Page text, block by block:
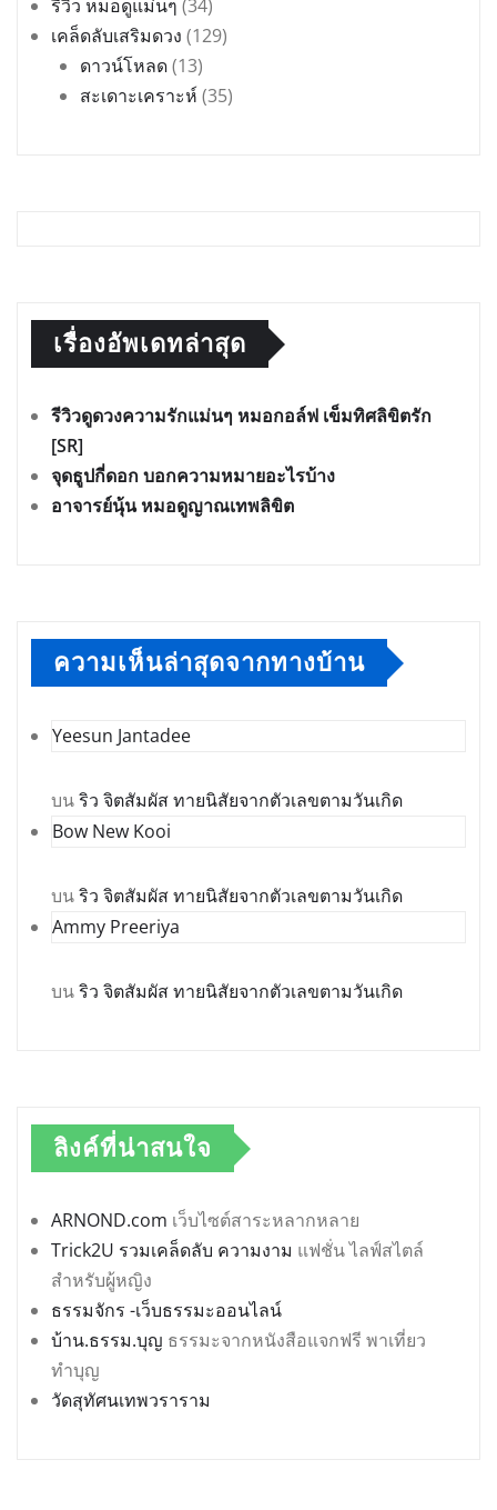
รีวิว หมอดูแม่นๆ (34)
เคล็ดลับเสริมดวง (129)
ดาวน์โหลด(13)
สะเดาะเคราะห์ (35)
เรื่องอัพเดทล่าสุด
รีวิวดูดวงความรักแม่นๆ หมอกอล์ฟ เข็มทิศลิขิตรัก
[SR]
จุดธูปกี่ดอก บอกความหมายอะไรบ้าง
อาจารย์นุ้น หมอดูญาณเทพลิขิต
ความเห็นล่าสุดจากทางบ้าน
Yeesun Jantadee
บนริว จิตสัมผัส ทายนิสัยจากตัวเลขตามวันเกิด
Bow New Kooi
บนริว จิตสัมผัส ทายนิสัยจากตัวเลขตามวันเกิด
Ammy Preeriya
บนริว จิตสัมผัส ทายนิสัยจากตัวเลขตามวันเกิด
ลิงค์ที่น่าสนใจ
ARNOND.com เว็บไซต์สาระหลากหลาย
Trick2U รวมเคล็ดลับ ความงาม แฟชั่น ไลฟ์สไตล์
สำหรับผู้หญิง
ธรรมจักร -เว็บธรรมะออนไลน์
บ้าน.ธรรม.บุญ ธรรมะจากหนังสือแจกฟรี พาเที่ยว
ทำบุญ
วัดสุทัศนเทพวราราม